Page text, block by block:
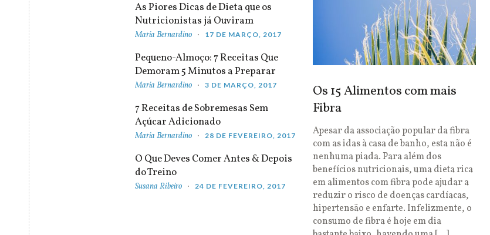
As Piores Dicas de Dieta que os
Nutricionistas já Ouviram
Maria Bernardino 17 DE MARÇO, 2017
Pequeno-Almoço: 7 Receitas Que
Demoram 5 Minutos a Preparar
Maria Bernardino 3 DE MARÇO, 2017
7 Receitas de Sobremesas Sem
Açúcar Adicionado
Maria Bernardino 28 DE FEVEREIRO, 2017
O Que Deves Comer Antes & Depois
do Treino
Susana Ribeiro 24 DE FEVEREIRO, 2017
Os 15 Alimentos com mais
Fibra
Apesar da associação popular da fibra
com as idas à casa de banho, esta não é
nenhuma piada. Para além dos
benefícios nutricionais, uma dieta rica
em alimentos com fibra pode ajudar a
reduzir o risco de doenças cardíacas,
hipertensão e enfarte. Infelizmente, o
consumo de fibra é hoje em dia